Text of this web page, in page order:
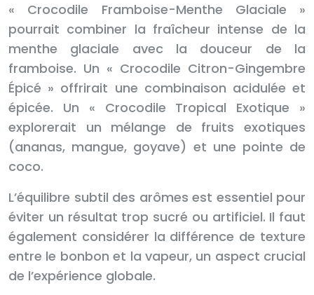
« Crocodile Framboise-Menthe Glaciale »
pourrait combiner la fraîcheur intense de la
menthe glaciale avec la douceur de la
framboise. Un « Crocodile Citron-Gingembre
Épicé » offrirait une combinaison acidulée et
épicée. Un « Crocodile Tropical Exotique »
explorerait un mélange de fruits exotiques
(ananas, mangue, goyave) et une pointe de
coco.
L’équilibre subtil des arômes est essentiel pour
éviter un résultat trop sucré ou artificiel. Il faut
également considérer la différence de texture
entre le bonbon et la vapeur, un aspect crucial
de l’expérience globale.